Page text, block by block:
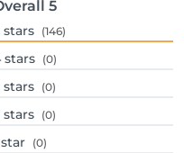
5
stars (146)
stars (0)
stars (0)
stars (0)
star (0)